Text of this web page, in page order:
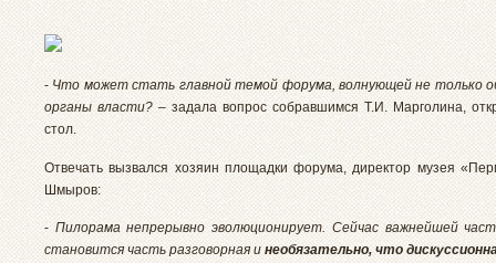
- Что может стать главной темой форума, волнующей не только
органы власти? – задала вопрос собравшимся Т.И. Марголина,
стол.
Отвечать вызвался хозяин площадки форума, директор музея
Шмыров:
- Пилорама непрерывно эволюционирует. Сейчас важнейшей
становится часть разговорная и необязательно, что